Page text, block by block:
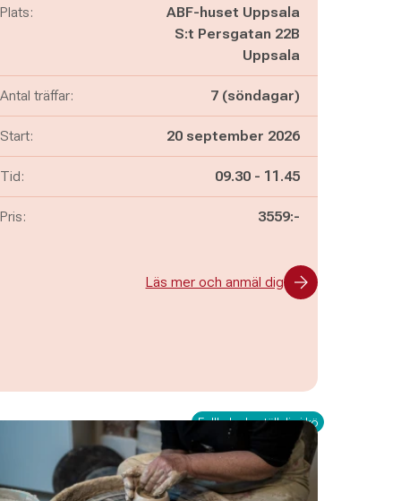
Plats:
ABF-huset Uppsala
S:t Persgatan 22B
Uppsala
Antal träffar: 7 (söndagar)
Start: 20 september 2026
Tid: Pågår mellan
09.30 - och
11.45
Pris: 3559:-
Läs mer och anmäl dig
Fullbokad - ställ dig i kö